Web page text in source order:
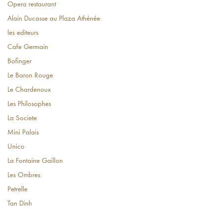
Opera restaurant
Alain Ducasse au Plaza Athénée
les editeurs
Cafe Germain
Bofinger
Le Baron Rouge
Le Chardenoux
Les Philosophes
La Societe
Mini Palais
Unico
La Fontaine Gaillon
Les Ombres
Petrelle
Tan Dinh